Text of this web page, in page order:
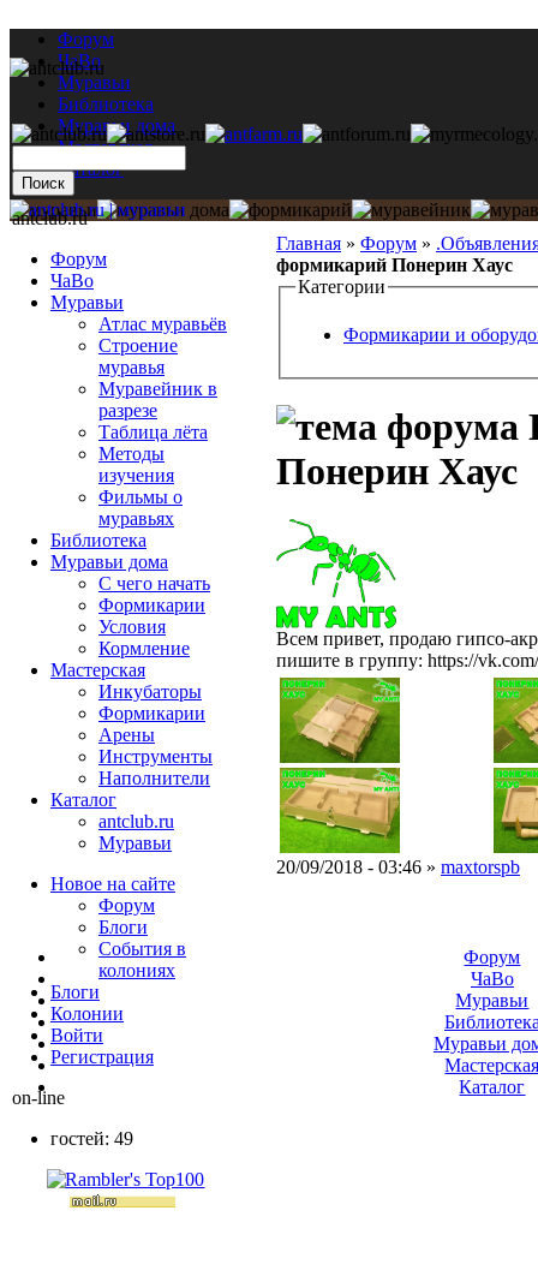
Форум
ЧаВо
Муравьи
Библиотека
Муравьи дома
Мастерская
Каталог
Главная » Форум »
формикарий Понерин Хаус
Категории
Формикарии и
Понерин Хаус
Всем привет, продаю гипсо-
пишите в группу: https://
20/09/2018 - 03:46 » maxtorspb
antclub.ru
Форум
ЧаВо
Муравьи
Атлас муравьёв
Строение
муравья
Муравейник в
разрезе
Таблица лёта
Методы
изучения
Фильмы о
муравьях
Библиотека
Муравьи дома
С чего начать
Формикарии
Условия
Кормление
Мастерская
Инкубаторы
Формикарии
Арены
Инструменты
Наполнители
Каталог
antclub.ru
Муравьи
Новое на сайте
Форум
Блоги
События в
колониях
Блоги
Колонии
Войти
Peгиcтpaция
on-line
гостей: 49
Форум
ЧаВо
Муравьи
Муравьи
Каталог